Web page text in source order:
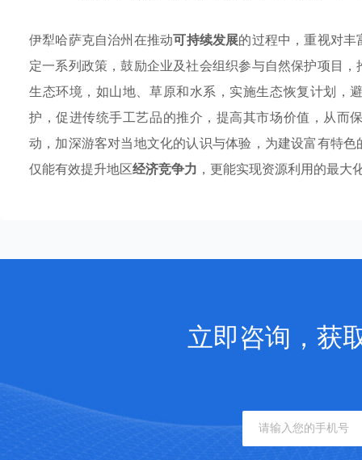
伊犁哈萨克自治州在推动可持续发展的过程中，重视对丰
定一系列政策，鼓励企业及社会组织参与自然保护项目
生态环境，如山地、草原和水系，实施生态恢复计划，
护，促进传统手工艺品的推介，提高其市场价值，从而
动，加深游客对当地文化的认识与体验，为建设富有特
仅能有效提升地区经济竞争力 ，更能实现资源利用的最大
立即咨询，获